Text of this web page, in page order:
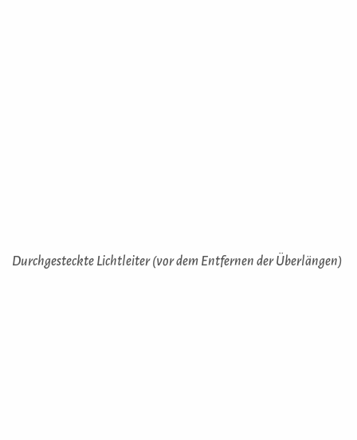
Durchgesteckte Lichtleiter (vor dem Entfernen der Überlängen)